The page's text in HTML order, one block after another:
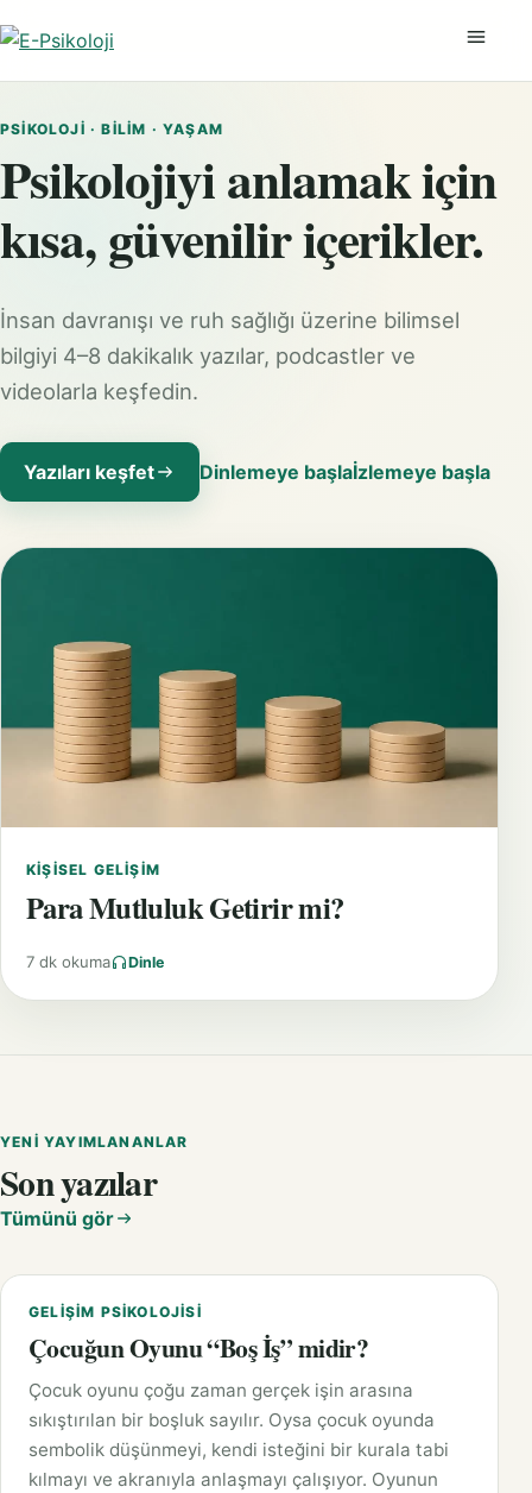
PSIKOLOJI · BILIM · YAŞAM
Psikolojiyi anlamak için
kısa, güvenilir içerikler.
İnsan davranışı ve ruh sağlığı üzerine bilimsel
bilgiyi 4–8 dakikalık yazılar, podcastler ve
videolarla keşfedin.
Yazıları keşfet Dinlemeye başlaİzlemeye başla
KIŞISEL GELIŞIM
Para Mutluluk Getirir mi?
7 dk okuma Dinle
YENI YAYIMLANANLAR
Son yazılar
Tümünü gör
GELIŞIM PSIKOLOJISI
Çocuğun Oyunu “Boş İş” midir?
Çocuk oyunu çoğu zaman gerçek işin arasına
sıkıştırılan bir boşluk sayılır. Oysa çocuk oyunda
sembolik düşünmeyi, kendi isteğini bir kurala tabi
kılmayı ve akranıyla anlaşmayı çalışıyor. Oyunun